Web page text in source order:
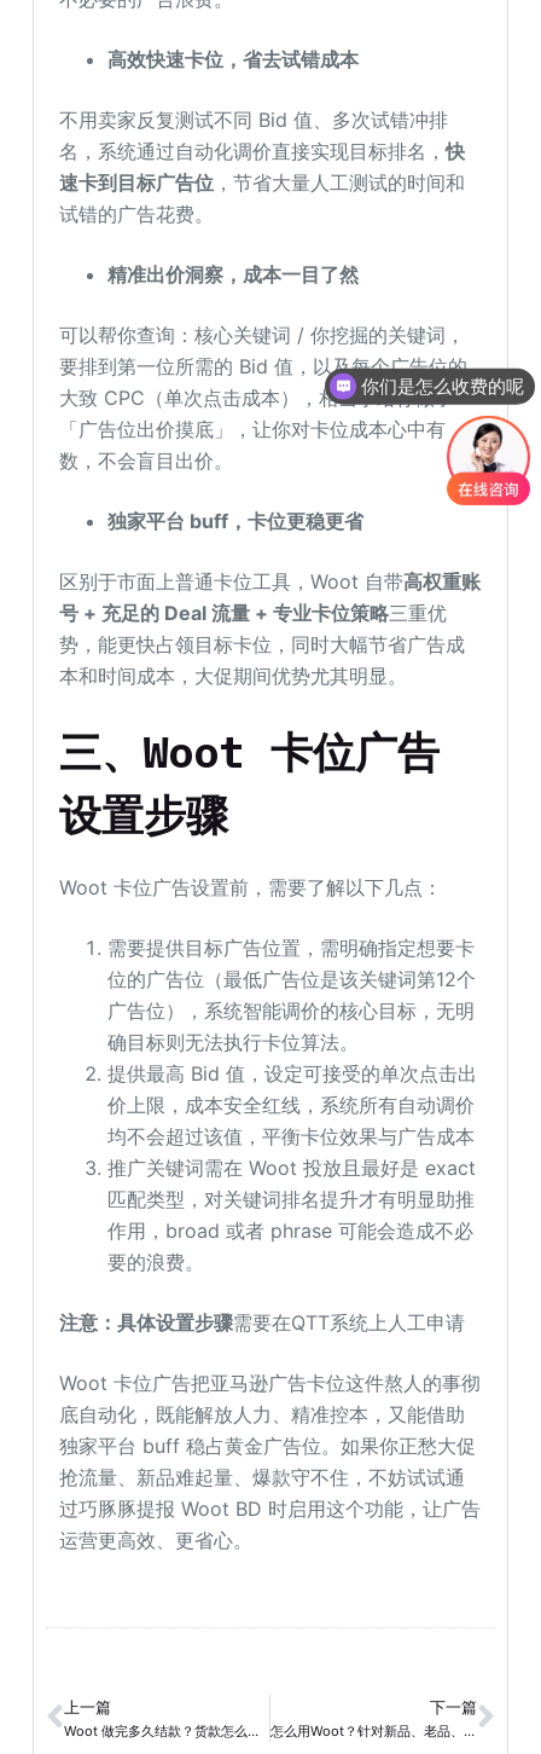
高效快速卡位，省去试错成本
不用卖家反复测试不同 Bid 值、多次试错冲排
名，系统通过自动化调价直接实现目标排名，快
速卡到目标广告位 ，节省大量人工测试的时间和
试错的广告花费。
精准出价洞察，成本一目了然
可以帮你查询：核心关键词 / 你挖掘的关键词，
要排到第一位所需的 Bid 值，以及每个广告位的
大致 CPC（单次点击成本），相当于给你做了
「广告位出价摸底」，让你对卡位成本心中有
数，不会盲目出价。
独家平台 buff，卡位更稳更省
区别于市面上普通卡位工具，Woot 自带高权重账
号 + 充足的 Deal 流量 + 专业卡位策略三重优
势，能更快占领目标卡位，同时大幅节省广告成
本和时间成本，大促期间优势尤其明显。
三、Woot 卡位广告
设置步骤
Woot 卡位广告设置前，需要了解以下几点：
需要提供目标广告位置，需明确指定想要卡
位的广告位（最低广告位是该关键词第12个
广告位），系统智能调价的核心目标，无明
确目标则无法执行卡位算法。
提供最高 Bid 值，设定可接受的单次点击出
价上限，成本安全红线，系统所有自动调价
均不会超过该值，平衡卡位效果与广告成本
推广关键词需在 Woot 投放且最好是 exact
匹配类型，对关键词排名提升才有明显助推
作用，broad 或者 phrase 可能会造成不必
要的浪费。
注意 ：具体设置步骤需要在QTT系统上人工申请
Woot 卡位广告把亚马逊广告卡位这件熬人的事彻
底自动化，既能解放人力、精准控本，又能借助
独家平台 buff 稳占黄金广告位。如果你正愁大促
抢流量、新品难起量、爆款守不住，不妨试试通
过巧豚豚提报 Woot BD 时启用这个功能，让广告
运营更高效、更省心。
上一篇
Woot 做完多久结款？货款怎么收，这一篇讲明白
下一篇
怎么用Woot？针对新品、老品、清库存等不同场景，匹配“六步法”操作框架。
你们是怎么收费的呢